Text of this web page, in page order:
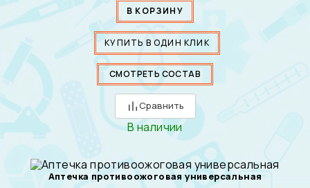
В КОРЗИНУ
КУПИТЬ В ОДИН КЛИК
СМОТРЕТЬ СОСТАВ
Сравнить
В наличии
Аптечка противоожоговая универсальная